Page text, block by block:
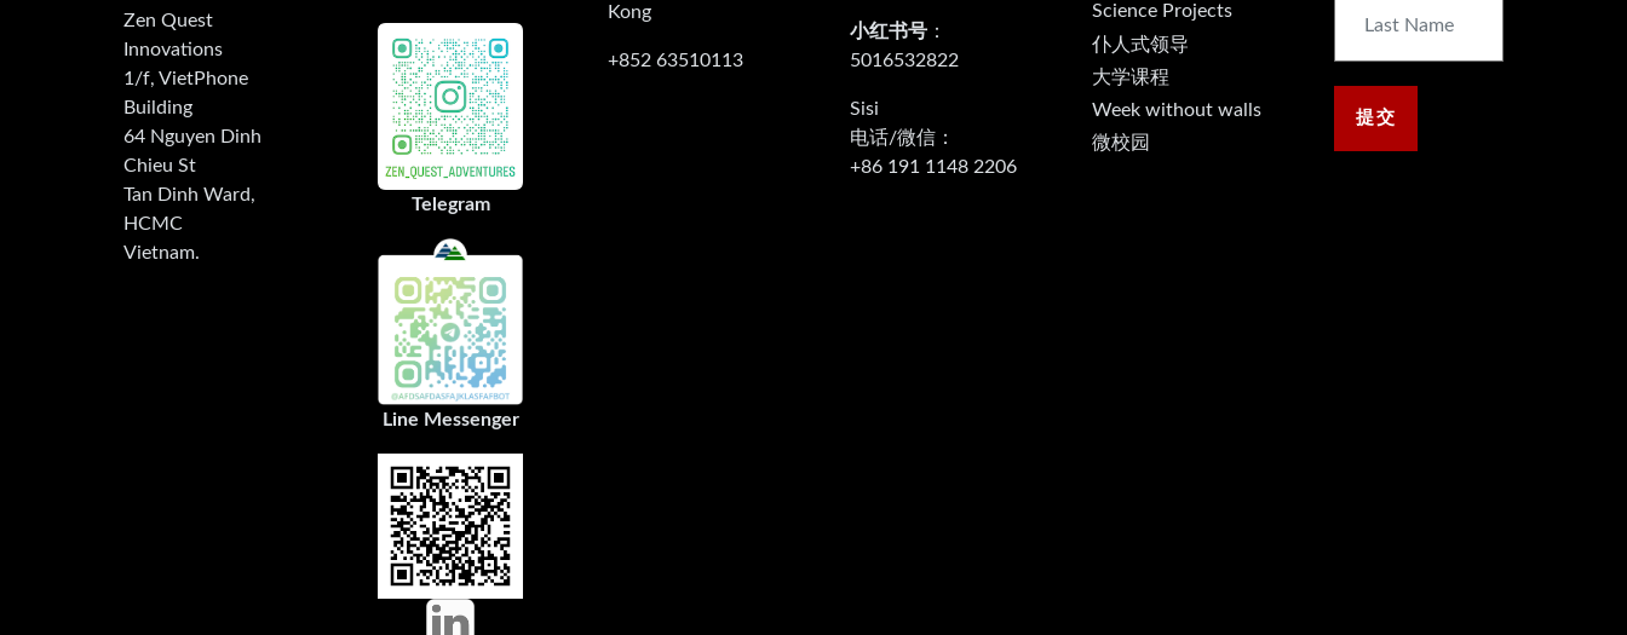
Zen Quest
Innovations
1/f, VietPhone
Building
64 Nguyen Dinh
Chieu St
Tan Dinh Ward,
HCMC
Vietnam.
Telegram
Line Messenger
Kong
+852 63510113
小红书号 ：
5016532822
‭Sisi
电话/微信：
+86 191 1148 2206
Science Projects
仆人式领导
大学课程
Week without walls
微校园